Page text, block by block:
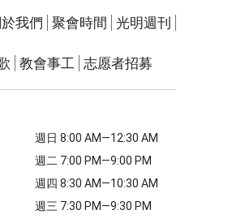
聚會時間
學習聖經
聖經故事
圖庫
聖經金句
我們 聚會時間 光明週刊
教會事工 志愿者招募
週日 8:00 AM—12:30 AM
週二 7:00 PM—9:00 PM
週四 8:30 AM—10:30 AM
週三 7:30 PM—9:30 PM